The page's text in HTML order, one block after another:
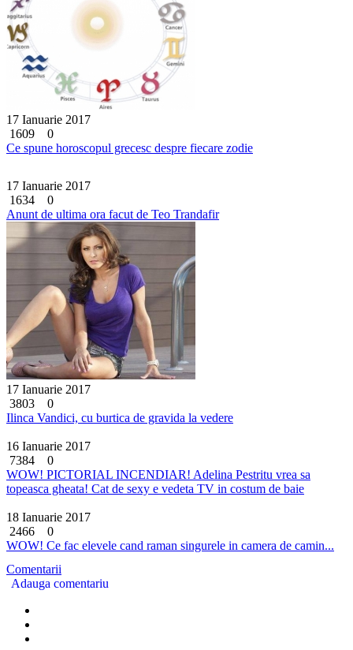
17 Ianuarie 2017
1609
0
Ce spune horoscopul grecesc despre fiecare zodie
17 Ianuarie 2017
1634
0
Anunt de ultima ora facut de Teo Trandafir
17 Ianuarie 2017
3803
0
Ilinca Vandici, cu burtica de gravida la vedere
16 Ianuarie 2017
7384
0
WOW! PICTORIAL INCENDIAR! Adelina Pestritu vrea sa
topeasca gheata! Cat de sexy e vedeta TV in costum de baie
18 Ianuarie 2017
2466
0
WOW! Ce fac elevele cand raman singurele in camera de camin...
Comentarii
Adauga comentariu